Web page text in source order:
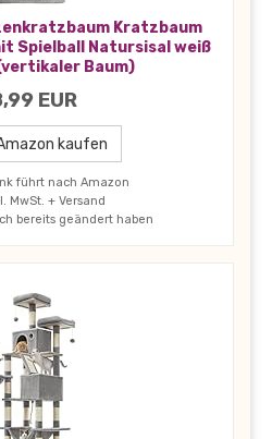
Kratzbaum
Spielball Natursisal weiß
Baum)
EUR
kaufen
führt nach Amazon
MwSt. + Versand
bereits geändert haben